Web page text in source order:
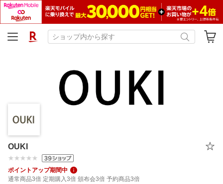
OUKI
ポイントアップ期間中
通常商品3倍 定期購入3倍 頒布会3倍 予約商品3倍